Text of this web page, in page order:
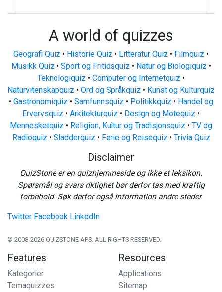
A world of quizzes
Geografi Quiz • Historie Quiz • Litteratur Quiz • Filmquiz •
Musikk Quiz • Sport og Fritidsquiz • Natur og Biologiquiz •
Teknologiquiz • Computer og Internetquiz •
Naturvitenskapquiz • Ord og Språkquiz • Kunst og Kulturquiz
• Gastronomiquiz • Samfunnsquiz • Politikkquiz • Handel og
Ervervsquiz • Arkitekturquiz • Design og Motequiz •
Mennesketquiz • Religion, Kultur og Tradisjonsquiz • TV og
Radioquiz • Sladderquiz • Ferie og Reisequiz • Trivia Quiz
Disclaimer
QuizStone er en quizhjemmeside og ikke et leksikon.
Spørsmål og svars riktighet bør derfor tas med kraftig
forbehold. Søk derfor også information andre steder.
Twitter Facebook LinkedIn
© 2008-2026 QUIZSTONE APS. ALL RIGHTS RESERVED.
Features
Kategorier
Temaquizzes
Resources
Applications
Sitemap